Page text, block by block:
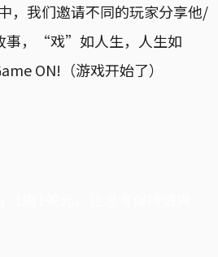
我们邀请不同的玩家分享他/
事，“戏”如人生，人生如
ON!（游戏开始了）